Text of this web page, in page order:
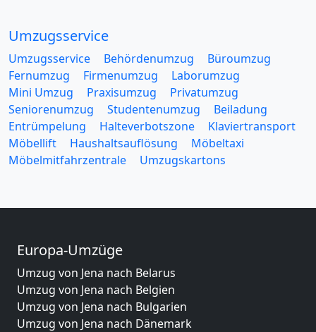
Umzugsservice
Umzugsservice Behördenumzug
Büroumzug
Fernumzug
Firmenumzug
Laborumzug
Mini Umzug
Praxisumzug
Privatumzug
Seniorenumzug
Studentenumzug
Beiladung
Entrümpelung
Halteverbotszone
Klaviertransport
Möbellift
Haushaltsauflösung
Möbeltaxi
Möbelmitfahrzentrale
Umzugskartons
Europa-Umzüge
Umzug von Jena nach Belarus
Umzug von Jena nach Belgien
Umzug von Jena nach Bulgarien
Umzug von Jena nach Dänemark